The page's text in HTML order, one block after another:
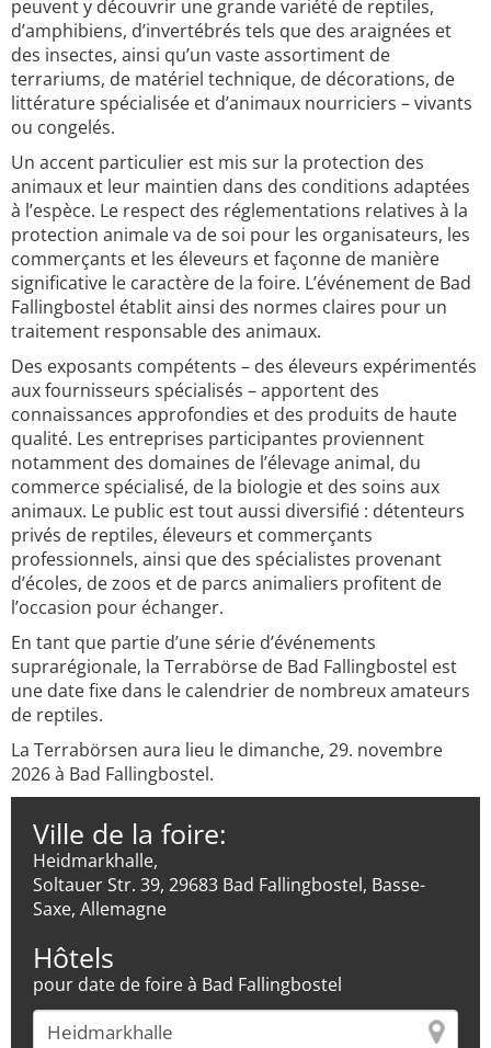
peuvent y découvrir une grande variété de reptiles,
d’amphibiens, d’invertébrés tels que des araignées et
des insectes, ainsi qu’un vaste assortiment de
terrariums, de matériel technique, de décorations, de
littérature spécialisée et d’animaux nourriciers – vivants
ou congelés.
Un accent particulier est mis sur la protection des
animaux et leur maintien dans des conditions adaptées
à l’espèce. Le respect des réglementations relatives à la
protection animale va de soi pour les organisateurs, les
commerçants et les éleveurs et façonne de manière
significative le caractère de la foire. L’événement de Bad
Fallingbostel établit ainsi des normes claires pour un
traitement responsable des animaux.
Des exposants compétents – des éleveurs expérimentés
aux fournisseurs spécialisés – apportent des
connaissances approfondies et des produits de haute
qualité. Les entreprises participantes proviennent
notamment des domaines de l’élevage animal, du
commerce spécialisé, de la biologie et des soins aux
animaux. Le public est tout aussi diversifié : détenteurs
privés de reptiles, éleveurs et commerçants
professionnels, ainsi que des spécialistes provenant
d’écoles, de zoos et de parcs animaliers profitent de
l’occasion pour échanger.
En tant que partie d’une série d’événements
suprarégionale, la Terrabörse de Bad Fallingbostel est
une date fixe dans le calendrier de nombreux amateurs
de reptiles.
La Terrabörsen aura lieu le dimanche, 29. novembre
2026 à Bad Fallingbostel.
Ville de la foire:
Heidmarkhalle,
Soltauer Str. 39, 29683 Bad Fallingbostel, Basse-
Saxe, Allemagne
Hôtels
pour date de foire à Bad Fallingbostel